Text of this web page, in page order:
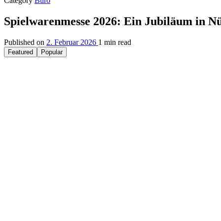
Spielwarenmesse 2026: Ein Jubiläum in
Published on 2. Februar 2026 1 min read
Featured Popular